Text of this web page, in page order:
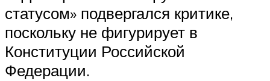
статусом» подвергался критике,
поскольку не фигурирует в
Конституции Российской
Федерации.